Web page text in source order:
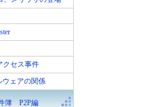
クセス事件
ウェアの関係
簿 P2P編